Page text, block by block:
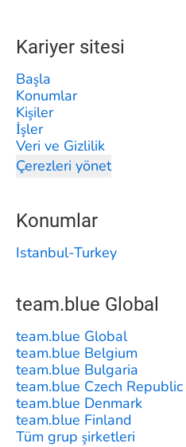
Kariyer sitesi
Başla
Konumlar
Kişiler
İşler
Veri ve Gizlilik
Çerezleri yönet
Konumlar
Istanbul-Turkey
team.blue Global
team.blue Global
team.blue Belgium
team.blue Bulgaria
team.blue Czech Republic
team.blue Denmark
team.blue Finland
Tüm grup şirketleri